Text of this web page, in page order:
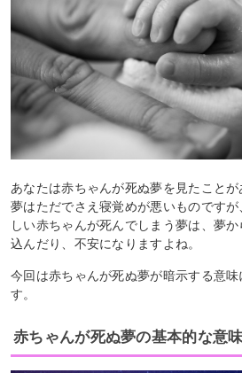
あなたは赤ちゃんが死ぬ夢を見たこと
夢はただでさえ寝覚めが悪いものです
しい赤ちゃんが死んでしまう夢は、夢
込んだり、不安になりますよね。
今回は赤ちゃんが死ぬ夢が暗示する意
す。
赤ちゃんが死ぬ夢の基本的な意